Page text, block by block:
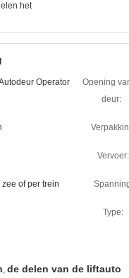
het
Operator
Opening
deur:
Vervoer:
of per trein
Type:
, de delen van de liftauto